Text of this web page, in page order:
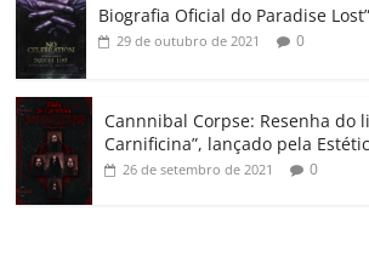
Biografia Oficial do Paradise Lost”
29 de outubro de 2021 0
Cannnibal Corpse: Resenha do
Carnificina”, lançado pela
26 de setembro de 2021 0